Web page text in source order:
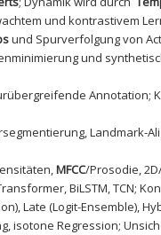
und kontrastivem
und Spurverfolgung von
und
Annotation;
Landmark-
MFCC/Prosodie,
BiLSTM, TCN;
Late (Logit-Ensemble),
isotone Regression;